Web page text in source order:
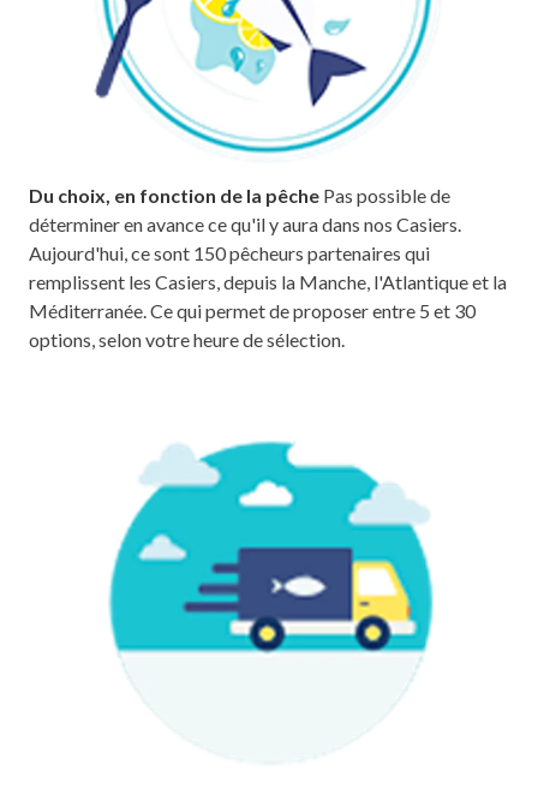
Du choix, en fonction de la pêche Pas possible de
déterminer en avance ce qu'il y aura dans nos Casiers.
Aujourd'hui, ce sont 150 pêcheurs partenaires qui
remplissent les Casiers, depuis la Manche, l'Atlantique et la
Méditerranée. Ce qui permet de proposer entre 5 et 30
options, selon votre heure de sélection.